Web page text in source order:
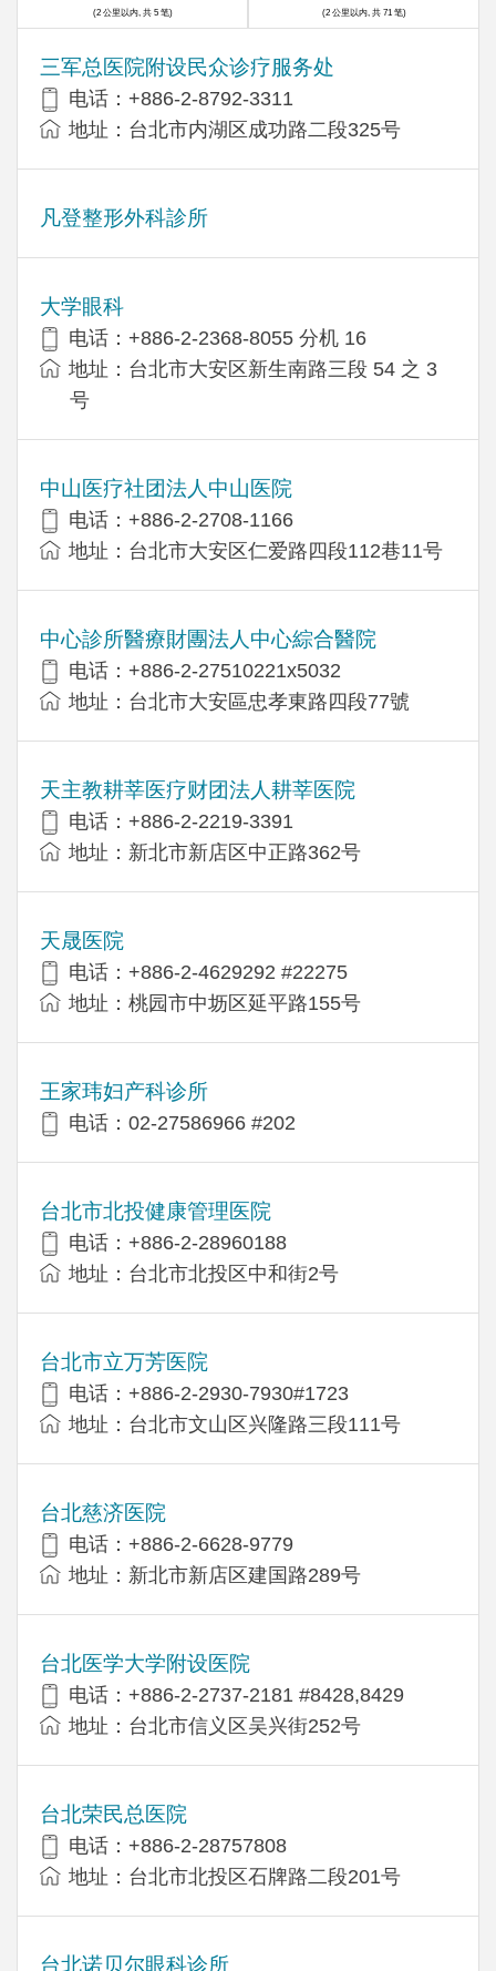
三军总医院附设民众诊疗服务处
电话：+886-2-8792-3311
地址：台北市内湖区成功路二段325号
凡登整形外科診所
大学眼科
电话：+886-2-2368-8055 分机 16
地址：台北市大安区新生南路三段 54 之 3
号
中山医疗社团法人中山医院
电话：+886-2-2708-1166
地址：台北市大安区仁爱路四段112巷11号
中心診所醫療財團法人中心綜合醫院
电话：+886-2-27510221x5032
地址：台北市大安區忠孝東路四段77號
天主教耕莘医疗财团法人耕莘医院
电话：+886-2-2219-3391
地址：新北市新店区中正路362号
天晟医院
电话：+886-2-4629292 #22275
地址：桃园市中坜区延平路155号
王家玮妇产科诊所
电话：02-27586966 #202
台北市北投健康管理医院
电话：+886-2-28960188
地址：台北市北投区中和街2号
台北市立万芳医院
电话：+886-2-2930-7930#1723
地址：台北市文山区兴隆路三段111号
台北慈济医院
电话：+886-2-6628-9779
地址：新北市新店区建国路289号
台北医学大学附设医院
电话：+886-2-2737-2181 #8428,8429
地址：台北市信义区吴兴街252号
台北荣民总医院
电话：+886-2-28757808
地址：台北市北投区石牌路二段201号
台北诺贝尔眼科诊所
(2 公里以内, 共 5 笔) (2 公里以内, 共 71 笔)